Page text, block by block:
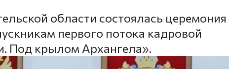
области состоялась церемония
первого потока кадровой
Под крылом Архангела».